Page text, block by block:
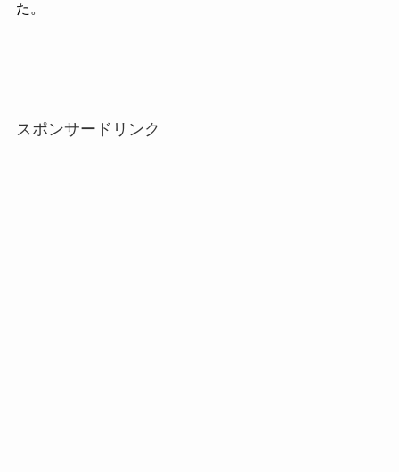
た。
スポンサードリンク